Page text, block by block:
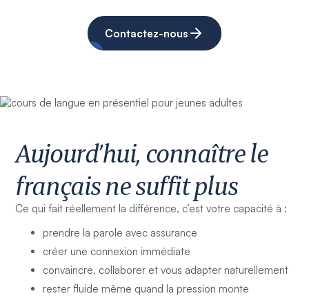
Contactez-nous
Aujourd’hui, connaître le
français ne suffit plus
Ce qui fait réellement la différence, c’est votre capacité à :
prendre la parole avec assurance
créer une connexion immédiate
convaincre, collaborer et vous adapter naturellement
rester fluide même quand la pression monte